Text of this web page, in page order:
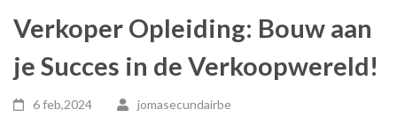
Verkoper Opleiding: Bouw aan
je Succes in de Verkoopwereld!
6 feb,2024
jomasecundairbe